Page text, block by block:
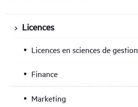
Licences
Licences en sciences de gestion
Finance
Marketing